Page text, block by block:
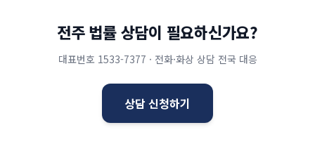
전주법률 상담이 필요하신가요?
대표번호 1533-7377 · 전화·화상 상담 전국 대응
상담 신청하기